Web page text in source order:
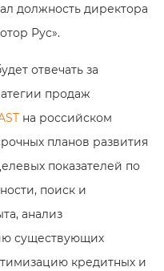
должность директора
Рус».
отвечать за
продаж
на российском
планов развития
показателей по
поиск и
анализ
существующих
кредитных и